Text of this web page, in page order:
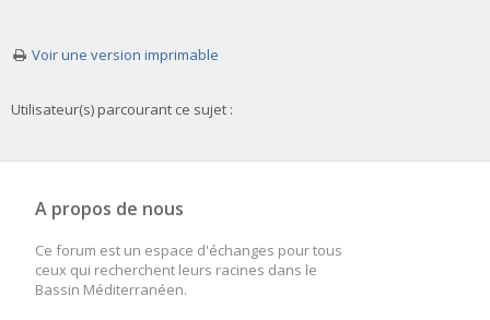
Voir une version imprimable
Utilisateur(s) parcourant ce sujet :
A propos de nous
Ce forum est un espace d'échanges pour tous
ceux qui recherchent leurs racines dans le
Bassin Méditerranéen.